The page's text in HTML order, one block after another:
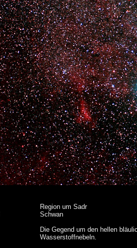
Region um Sadr
Schwan
Die Gegend um den hellen
Wasserstoffnebeln.